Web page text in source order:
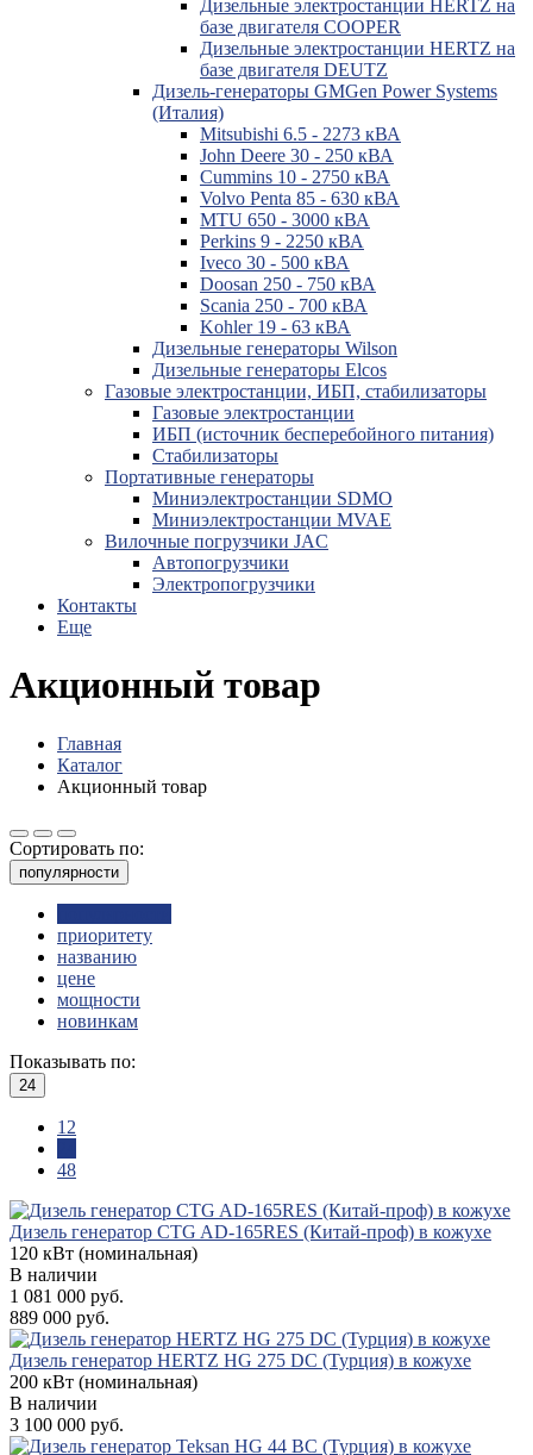
Дизельные электростанции HERTZ на
базе двигателя COOPER
Дизельные электростанции HERTZ на
базе двигателя DEUTZ
Дизель-генераторы GMGen Power Systems
(Италия)
Mitsubishi 6.5 - 2273 кВА
John Deere 30 - 250 кВА
Cummins 10 - 2750 кВА
Volvo Penta 85 - 630 кВА
MTU 650 - 3000 кВА
Perkins 9 - 2250 кВА
Iveco 30 - 500 кВА
Doosan 250 - 750 кВА
Scania 250 - 700 кВА
Kohler 19 - 63 кВА
Дизельные генераторы Wilson
Дизельные генераторы Elcos
Газовые электростанции, ИБП, стабилизаторы
Газовые электростанции
ИБП (источник бесперебойного питания)
Стабилизаторы
Портативные генераторы
Миниэлектростанции SDMO
Миниэлектростанции MVAE
Вилочные погрузчики JAC
Авто­погрузчики
Электро­погрузчики
Контакты
Еще
Акционный товар
Главная
Каталог
Акционный товар
Сортировать по:
популярности
приоритету
названию
цене
мощности
новинкам
Показывать по:
24
12
48
Дизель генератор CTG AD-165RES (Китай-проф) в кожухе
120 кВт (номинальная)
В наличии
1 081 000 руб.
889 000 руб.
Дизель генератор HERTZ HG 275 DC (Турция) в кожухе
200 кВт (номинальная)
В наличии
3 100 000 руб.